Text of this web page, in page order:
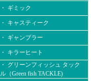
・ ギミック
・ キャスティーク
・ ギャンブラー
・ キラーヒート
・ グリーンフィッシュ タック
ル（Green fish TACKLE)